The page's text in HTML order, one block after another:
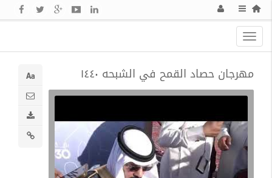
Toggle
navigation
مهرجان حصاد القمح في الشبحه ١٤٤٠